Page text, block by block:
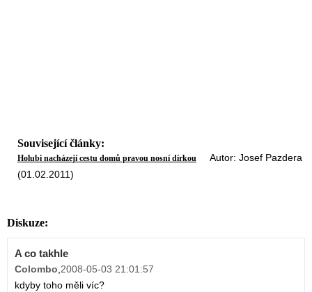
Související články:
Holubi nacházejí cestu domů pravou nosní dírkou Autor: Josef Pazdera
(01.02.2011)
Diskuze:
A co takhle
Colombo,2008-05-03 21:01:57
kdyby toho měli víc?